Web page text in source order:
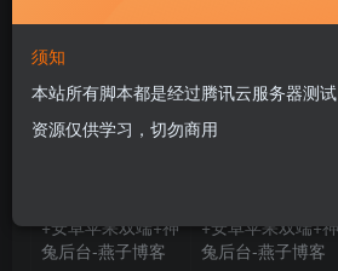
须知
本站所有脚本都是经过腾讯云服务器测试
资源仅供学习，切勿商用